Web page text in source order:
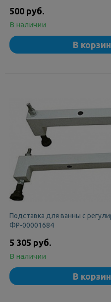
500 руб.
В наличии
В
Подставка для ванны с
ФР-00001684
5 305 руб.
В наличии
В